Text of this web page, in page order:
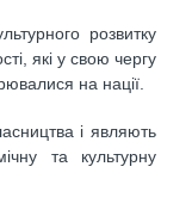
розвитку
які у свою чергу
на нації.
і являють
та культурну